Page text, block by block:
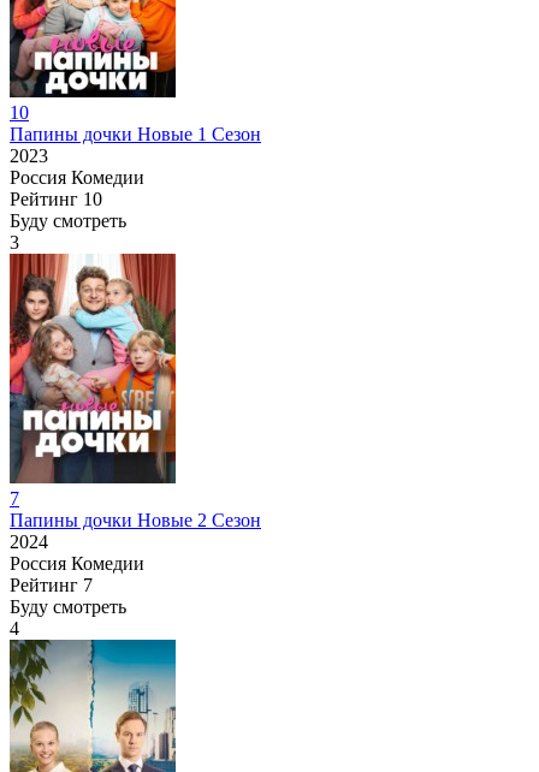
10
Папины дочки Новые 1 Сезон
2023
Россия Комедии
Рейтинг 10
Буду смотреть
3
7
Папины дочки Новые 2 Сезон
2024
Россия Комедии
Рейтинг 7
Буду смотреть
4